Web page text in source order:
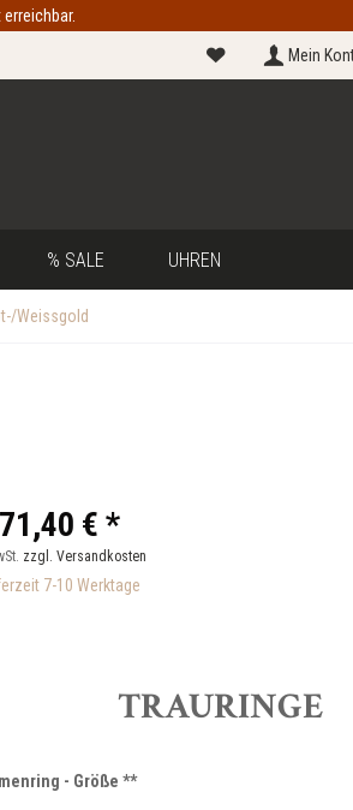
Mein
% SALE UHREN
Weissgold
€ *
zzgl. Versandkosten
7-10 Werktage
TRAURINGE
- Größe **